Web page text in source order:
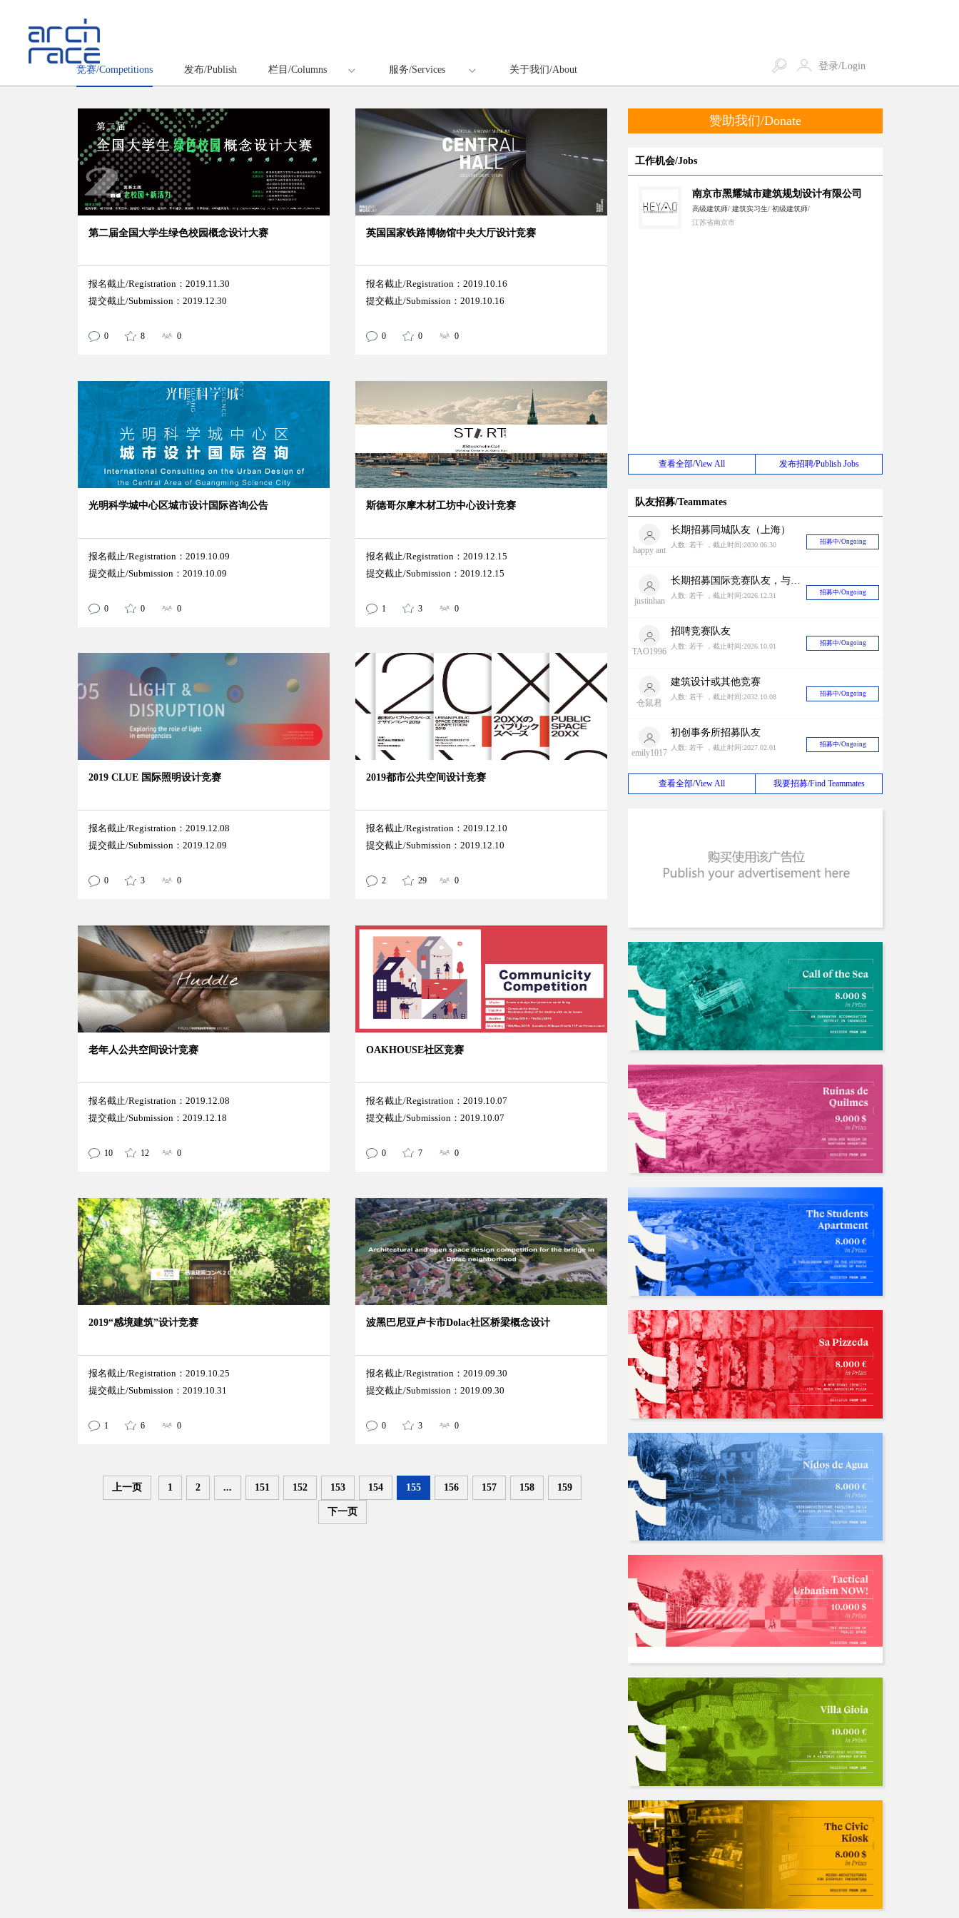
竞赛/Competitions 发布/Publish 栏目/Columns 服务/Services 关于我们/About 登录/Login
第二届全国大学生绿色校园概念设计大赛
报名截止/Registration：2019.11.30
提交截止/Submission：2019.12.30
0 8 0
英国国家铁路博物馆中央大厅设计竞赛
报名截止/Registration：2019.10.16
提交截止/Submission：2019.10.16
0 0 0
光明科学城中心区城市设计国际咨询公告
报名截止/Registration：2019.10.09
提交截止/Submission：2019.10.09
0 0 0
斯德哥尔摩木材工坊中心设计竞赛
报名截止/Registration：2019.12.15
提交截止/Submission：2019.12.15
1 3 0
2019 CLUE 国际照明设计竞赛
报名截止/Registration：2019.12.08
提交截止/Submission：2019.12.09
0 3 0
2019都市公共空间设计竞赛
报名截止/Registration：2019.12.10
提交截止/Submission：2019.12.10
2 29 0
老年人公共空间设计竞赛
报名截止/Registration：2019.12.08
提交截止/Submission：2019.12.18
10 12 0
OAKHOUSE社区竞赛
报名截止/Registration：2019.10.07
提交截止/Submission：2019.10.07
0 7 0
2019“感境建筑”设计竞赛
报名截止/Registration：2019.10.25
提交截止/Submission：2019.10.31
1 6 0
波黑巴尼亚卢卡市Dolac社区桥梁概念设计
报名截止/Registration：2019.09.30
提交截止/Submission：2019.09.30
0 3 0
上一页 1 2 ... 151 152 153 154 155 156 157 158 159
下一页
赞助我们/Donate
工作机会/Jobs
南京市黑耀城市建筑规划设计有限公司
高级建筑师/ 建筑实习生/ 初级建筑师/
江苏省南京市
查看全部/View All 发布招聘/Publish Jobs
队友招募/Teammates
happy ant
长期招募同城队友（上海）
人数: 若干 ，截止时间:2030.06.30 招募中/Ongoing
justinhan
长期招募国际竞赛队友，与国内外很多zbf有稳定关系中奖率有一定保障！
人数: 若干 ，截止时间:2026.12.31 招募中/Ongoing
TAO1996
招聘竞赛队友
人数: 若干 ，截止时间:2026.10.01 招募中/Ongoing
仓鼠君
建筑设计或其他竞赛
人数: 若干 ，截止时间:2032.10.08 招募中/Ongoing
emily1017
初创事务所招募队友
人数: 若干 ，截止时间:2027.02.01 招募中/Ongoing
甲级设计院长期寻找竞赛合作对象
招募中/Ongoing
山清
人数: 若干 ，截止时间:2038.01.19
不存在的
国内外竞赛长期招队友
人数: 若干 ，截止时间:2028.04.06 招募中/Ongoing
查看全部/View All 我要招募/Find Teammates